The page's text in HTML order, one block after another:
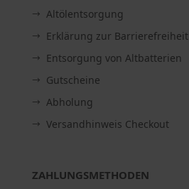
Altölentsorgung
Erklärung zur Barrierefreiheit
Entsorgung von Altbatterien
Gutscheine
Abholung
Versandhinweis Checkout
ZAHLUNGSMETHODEN